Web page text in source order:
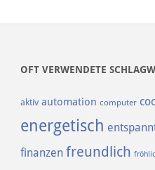
OFT VERWENDETE
aktiv automation computer
energetisch
finanzen freundlich